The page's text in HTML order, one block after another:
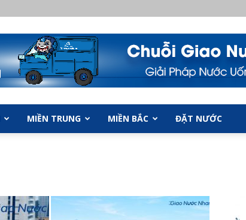
MIỀN TRUNG MIỀN BẮC ĐẶT NƯỚC